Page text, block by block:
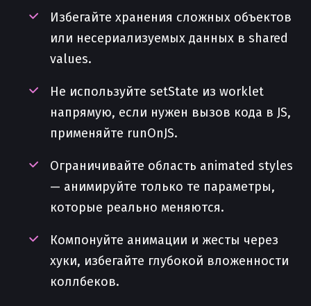
Избегайте хранения сложных объектов
или несериализуемых данных в shared
values.
Не используйте setState из worklet
напрямую, если нужен вызов кода в JS,
применяйте runOnJS.
Ограничивайте область animated styles
— анимируйте только те параметры,
которые реально меняются.
Компонуйте анимации и жесты через
хуки, избегайте глубокой вложенности
коллбеков.